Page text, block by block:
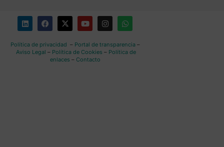
Política de privacidad – Portal de transparencia–
Aviso Legal – Política de Cookies – Política de
enlaces – Contacto